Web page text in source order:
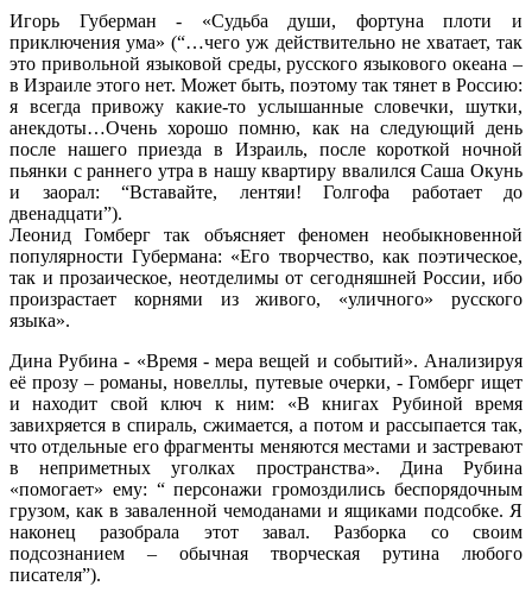
Игорь Губерман - «Судьба души, фортуна плоти и
приключения ума» (“…чего уж действительно не хватает, так
это привольной языковой среды, русского языкового океана –
в Израиле этого нет. Может быть, поэтому так тянет в Россию:
я всегда привожу какие-то услышанные словечки, шутки,
анекдоты…Очень хорошо помню, как на следующий день
после нашего приезда в Израиль, после короткой ночной
пьянки с раннего утра в нашу квартиру ввалился Саша Окунь
и заорал: “Вставайте, лентяи! Голгофа работает до
двенадцати”).
Леонид Гомберг так объясняет феномен необыкновенной
популярности Губермана: «Его творчество, как поэтическое,
так и прозаическое, неотделимы от сегодняшней России, ибо
произрастает корнями из живого, «уличного» русского
языка».
Дина Рубина - «Время - мера вещей и событий». Анализируя
её прозу – романы, новеллы, путевые очерки, - Гомберг ищет
и находит свой ключ к ним: «В книгах Рубиной время
завихряется в спираль, сжимается, а потом и рассыпается так,
что отдельные его фрагменты меняются местами и застревают
в неприметных уголках пространства». Дина Рубина
«помогает» ему: “ персонажи громоздились беспорядочным
грузом, как в заваленной чемоданами и ящиками подсобке. Я
наконец разобрала этот завал. Разборка со своим
подсознанием – обычная творческая рутина любого
писателя”).